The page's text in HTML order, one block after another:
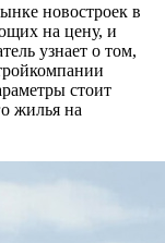
новостроек в
на цену, и
узнает о том,
стоит
жилья на